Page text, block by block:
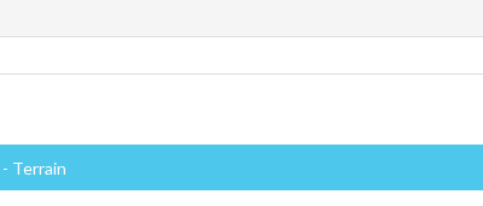
- Terrain